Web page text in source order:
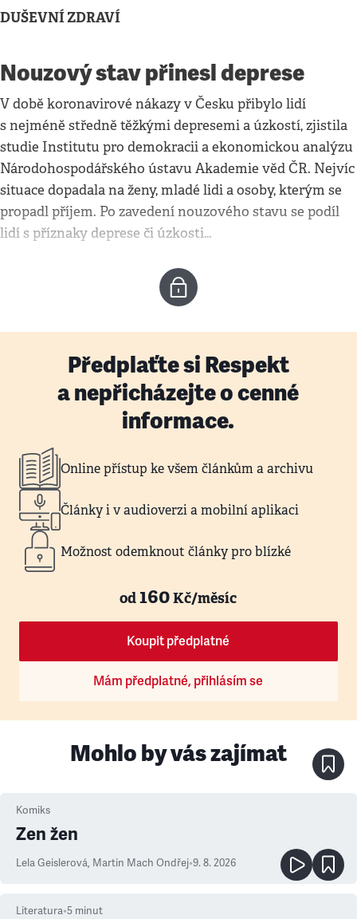
DUŠEVNÍ ZDRAVÍ
Nouzový stav přinesl deprese
V době koronavirové nákazy v Česku přibylo lidí
s nejméně středně těžkými depresemi a úzkostí, zjistila
studie Institutu pro demokracii a ekonomickou analýzu
Národohospodářského ústavu Akademie věd ČR. Nejvíc
situace dopadala na ženy, mladé lidi a osoby, kterým se
propadl příjem. Po zavedení nouzového stavu se podíl
lidí s příznaky deprese či úzkosti…
Předplaťte si Respekt
a nepřicházejte o cenné
informace.
Online přístup ke všem článkům a archivu
Články i v audioverzi a mobilní aplikaci
Možnost odemknout články pro blízké
od160Kč/měsíc
Koupit předplatné
Mám předplatné, přihlásím se
Mohlo by vás zajímat
Komiks
Zen žen
Lela Geislerová, Martin Mach Ondřej•9. 8. 2026
Literatura•5 minut